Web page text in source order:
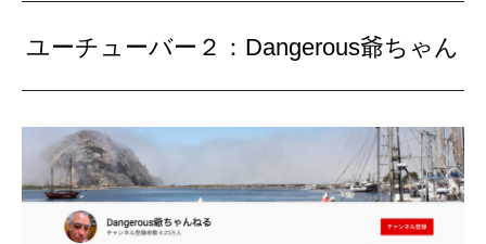
ユーチューバー２：Dangerous爺ちゃん